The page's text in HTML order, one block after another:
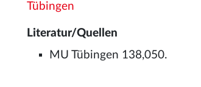
Tübingen
Literatur/Quellen
MU Tübingen 138,050.